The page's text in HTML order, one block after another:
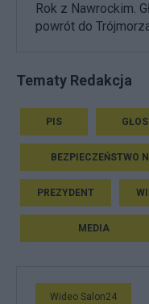
Rok z Nawrockim.
powrót do
Tematy Redakcja
PIS
BEZPIECZEŃSTWO
PREZYDENT
MEDIA
Wideo Salon24